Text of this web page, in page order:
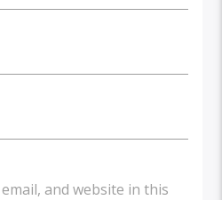
and website in this